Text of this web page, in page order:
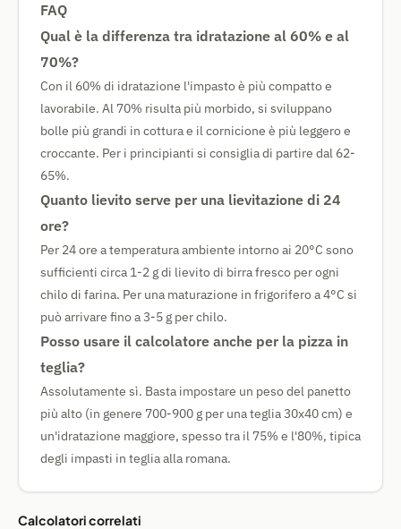
FAQ
Qual è la differenza tra idratazione al 60% e al
70%?
Con il 60% di idratazione l'impasto è più compatto e
lavorabile. Al 70% risulta più morbido, si sviluppano
bolle più grandi in cottura e il cornicione è più leggero e
croccante. Per i principianti si consiglia di partire dal 62-
65%.
Quanto lievito serve per una lievitazione di 24
ore?
Per 24 ore a temperatura ambiente intorno ai 20°C sono
sufficienti circa 1-2 g di lievito di birra fresco per ogni
chilo di farina. Per una maturazione in frigorifero a 4°C si
può arrivare fino a 3-5 g per chilo.
Posso usare il calcolatore anche per la pizza in
teglia?
Assolutamente sì. Basta impostare un peso del panetto
più alto (in genere 700-900 g per una teglia 30x40 cm) e
un'idratazione maggiore, spesso tra il 75% e l'80%, tipica
degli impasti in teglia alla romana.
Calcolatori correlati